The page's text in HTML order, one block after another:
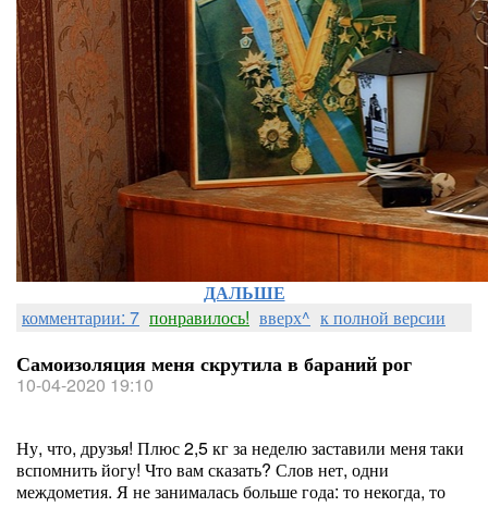
ДАЛЬШЕ
комментарии: 7 понравилось! вверх^ к полной версии
Самоизоляция меня скрутила в бараний рог
10-04-2020 19:10
Ну, что, друзья! Плюс 2,5 кг за неделю заставили меня таки
вспомнить йогу! Что вам сказать? Слов нет, одни
междометия. Я не занималась больше года: то некогда, то